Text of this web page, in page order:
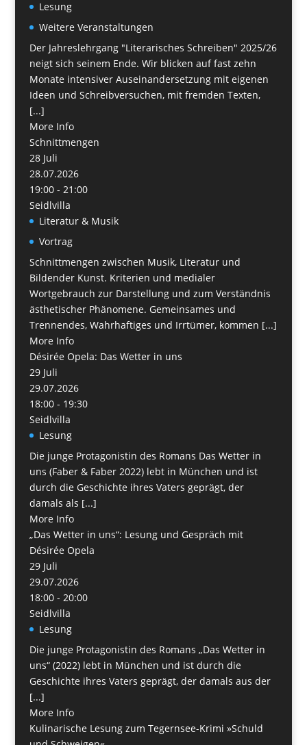
Lesung
Weitere Veranstaltungen
Der Jahreslehrgang "Literarisches Schreiben" 2025/26
neigt sich seinem Ende. Wir blicken auf fast zehn
Monate intensiver Auseinandersetzung mit eigenen
Ideen und Schreibversuchen, mit fremden Texten,
[...]
More Info
Schnittmengen
28 Juli
28.07.2026
19:00 - 21:00
Seidlvilla
Literatur & Musik
Vortrag
Schnittmengen zwischen Musik, Literatur und
Bildender Kunst. Kriterien und medialer
Wortgebrauch zur Darstellung und zum Verständnis
ästhetischer Phänomene. Gemeinsames und
Trennendes, Wahrhaftiges und Irrtümer, kommen [...]
More Info
Désirée Opela: Das Wetter in uns
29 Juli
29.07.2026
18:00 - 19:30
Seidlvilla
Lesung
Die junge Protagonistin des Romans Das Wetter in
uns (Faber & Faber 2022) lebt in München und ist
durch die Geschichte ihres Vaters geprägt, der
damals als [...]
More Info
„Das Wetter in uns“: Lesung und Gespräch mit
Désirée Opela
29 Juli
29.07.2026
18:00 - 20:00
Seidlvilla
Lesung
Die junge Protagonistin des Romans „Das Wetter in
uns“ (2022) lebt in München und ist durch die
Geschichte ihres Vaters geprägt, der damals aus der
[...]
More Info
Kulinarische Lesung zum Tegernsee-Krimi »Schuld